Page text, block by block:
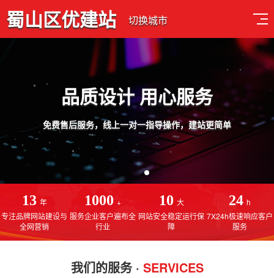
蜀山区优建站 切换城市
品质设计 用心服务
免费售后服务，线上一对一指导操作，建站更简单
13 年
专注品牌网站建设与
全网营销
1000 +
服务企业客户遍布全
行业
10 大
网站安全稳定运行保
障
24 h
7X24h极速响应客户
服务
我们的服务 · SERVICES